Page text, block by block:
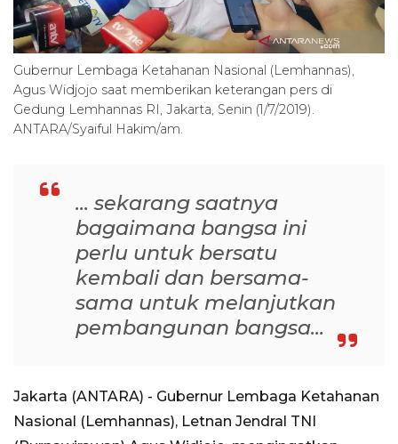
Gubernur Lembaga Ketahanan Nasional (Lemhannas),
Agus Widjojo saat memberikan keterangan pers di
Gedung Lemhannas RI, Jakarta, Senin (1/7/2019).
ANTARA/Syaiful Hakim/am.
... sekarang saatnya
bagaimana bangsa ini
perlu untuk bersatu
kembali dan bersama-
sama untuk melanjutkan
pembangunan bangsa...
Jakarta (ANTARA) - Gubernur Lembaga Ketahanan
Nasional (Lemhannas), Letnan Jendral TNI